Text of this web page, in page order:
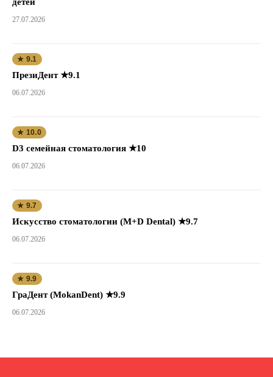
27.07.2026
★ 9.1
ПрезиДент ★9.1
06.07.2026
★ 10.0
D3 семейная стоматология ★10
06.07.2026
★ 9.7
Искусство стоматологии (M+D Dental) ★9.7
06.07.2026
★ 9.9
ГраДент (MokanDent) ★9.9
06.07.2026